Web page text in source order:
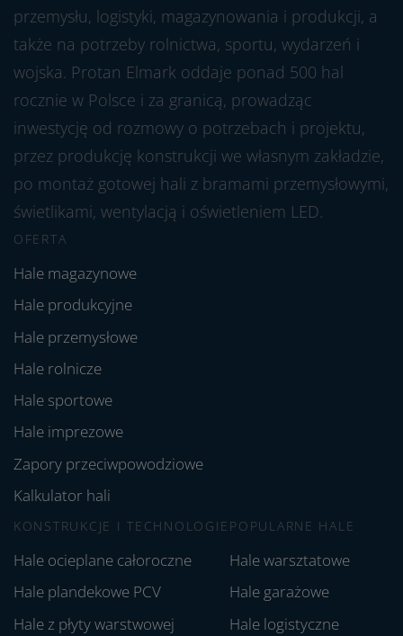
przemysłu, logistyki, magazynowania i produkcji, a
także na potrzeby rolnictwa, sportu, wydarzeń i
wojska. Protan Elmark oddaje ponad 500 hal
rocznie w Polsce i za granicą, prowadząc
inwestycję od rozmowy o potrzebach i projektu,
przez produkcję konstrukcji we własnym zakładzie,
po montaż gotowej hali z bramami przemysłowymi,
świetlikami, wentylacją i oświetleniem LED.
OFERTA
Hale magazynowe
Hale produkcyjne
Hale przemysłowe
Hale rolnicze
Hale sportowe
Hale imprezowe
Zapory przeciwpowodziowe
Kalkulator hali
KONSTRUKCJE I TECHNOLOGIE
Hale ocieplane całoroczne
Hale plandekowe PCV
Hale z płyty warstwowej
POPULARNE HALE
Hale warsztatowe
Hale garażowe
Hale logistyczne